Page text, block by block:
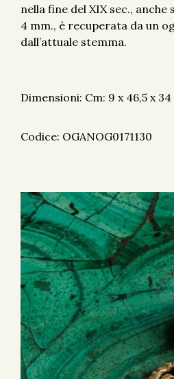
nella fine del XIX sec.,
4 mm., è recuperata da un
dall’attuale stemma.
Dimensioni: Cm: 9 x 46,5 x 34
Codice: OGANOG0171130